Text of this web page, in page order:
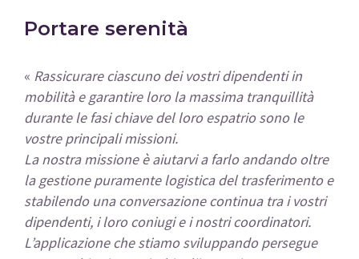
Portare serenità
« Rassicurare ciascuno dei vostri dipendenti in
mobilità e garantire loro la massima tranquillità
durante le fasi chiave del loro espatrio sono le
vostre principali missioni.
La nostra missione è aiutarvi a farlo andando oltre
la gestione puramente logistica del trasferimento e
stabilendo una conversazione continua tra i vostri
dipendenti, i loro coniugi e i nostri coordinatori.
L’applicazione che stiamo sviluppando persegue